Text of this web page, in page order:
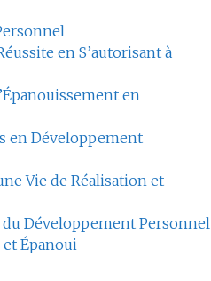
en S’autorisant à
en
en Développement
Vie de Réalisation et
Développement Personnel
et Épanoui